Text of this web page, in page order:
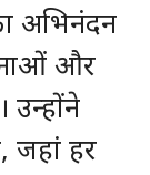
अभिनंदन
और
जहां हर